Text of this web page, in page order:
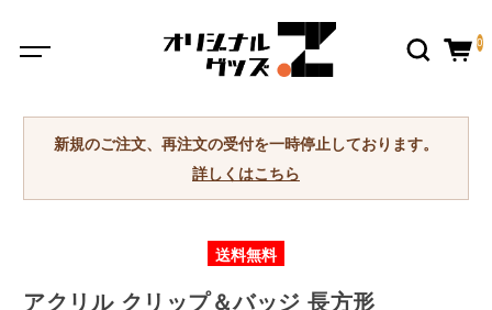
0
新規のご注文、再注文の受付を一時停止しております。
詳しくはこちら
送料無料
アクリル クリップ＆バッジ 長方形